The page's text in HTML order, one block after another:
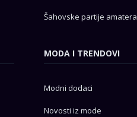
Šahovske partije amatera
MODA I TRENDOVI
Modni dodaci
Novosti iz mode